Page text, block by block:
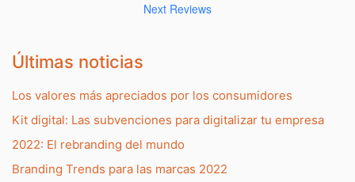
Next Reviews
Últimas noticias
Los valores más apreciados por los consumidores
Kit digital: Las subvenciones para digitalizar tu empresa
2022: El rebranding del mundo
Branding Trends para las marcas 2022